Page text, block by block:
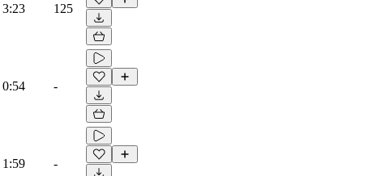
3:23 125
0:54 -
1:59 -